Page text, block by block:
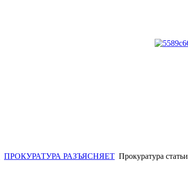
ПРОКУРАТУРА РАЗЪЯСНЯЕТ Прокуратура статьи